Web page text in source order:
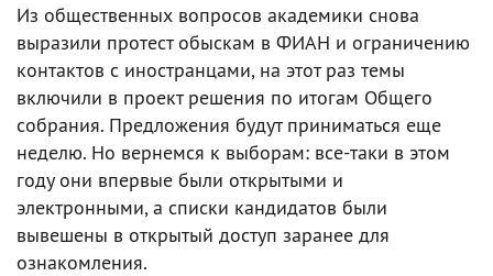
Из общественных вопросов академики снова
выразили протест обыскам в ФИАН и ограничению
контактов с иностранцами, на этот раз темы
включили в проект решения по итогам Общего
собрания. Предложения будут приниматься еще
неделю. Но вернемся к выборам: все-таки в этом
году они впервые были открытыми и
электронными, а списки кандидатов были
вывешены в открытый доступ заранее для
ознакомления.